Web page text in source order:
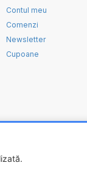
Contul meu
Comenzi
Newsletter
Cupoane